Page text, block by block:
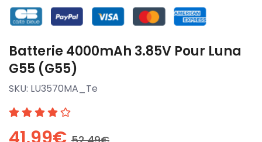
Batterie 4000mAh 3.85V Pour Luna
G55 (G55)
SKU: LU3570MA_Te